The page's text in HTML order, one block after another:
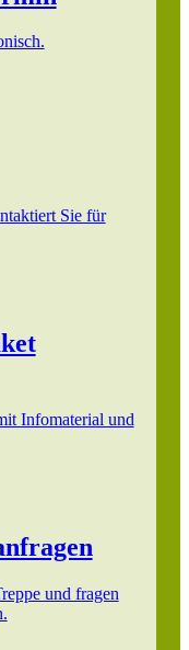
Sie für
Infomaterial und
und fragen